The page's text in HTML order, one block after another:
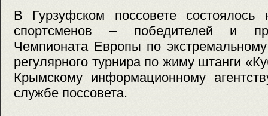
В Гурзуфском поссовете состоялось
спортсменов – победителей и
Чемпионата Европы по
регулярного турнира по жиму штанги
Крымскому информационному
службе поссовета.